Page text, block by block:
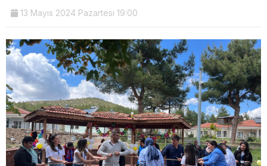
13 Mayıs 2024 Pazartesi 19:00